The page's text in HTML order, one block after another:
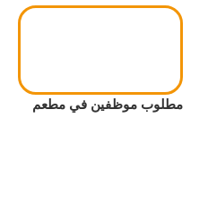
مطلوب موظفين في مطعم